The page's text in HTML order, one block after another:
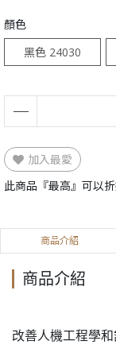
顏色
黑色 24030
加入最愛
此商品『最高』可以
商品介紹
商品介紹
改善人機工程學